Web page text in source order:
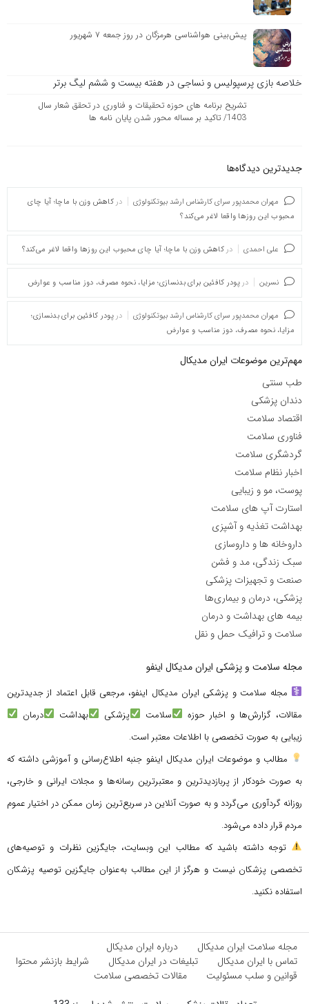
پیش‌بینی هواشناسی هرمزگان در روز جمعه ۷ شهریور
خلاصه بازی پرسپولیس و نساجی در هفته بیست و ششم لیگ برتر
تشریح برنامه های حوزه تحقیقات و فناوری در تحقق شعار سال
1403/ تاکید بر مساله محور شدن پایان نامه ها
جدیدترین دیدگاه‌‌ها
مهران محمدپور سرای کارشناس ارشد بیوتکنولوژی در کاهش وزن با ماچا؛ آیا چای
محبوب این روزها واقعا لاغر می‌کند؟
علی احمدی در کاهش وزن با ماچا؛ آیا چای محبوب این روزها واقعا لاغر می‌کند؟
نسرین در پودر کافئین برای بدنسازی؛ مزایا، نحوه مصرف، دوز مناسب و عوارض
مهران محمدپور سرای کارشناس ارشد بیوتکنولوژی در پودر کافئین برای بدنسازی؛
مزایا، نحوه مصرف، دوز مناسب و عوارض
مهم‌ترین موضوعات ایران مدیکال
طب سنتی
دندان پزشکی
اقتصاد سلامت
فناوری سلامت
گردشگری سلامت
اخبار نظام سلامت
پوست، مو و زیبایی
استارت آپ های سلامت
بهداشت تغذیه و آشپزی
داروخانه ها و داروسازی
سبک زندگی، مد و فشن
صنعت و تجهیزات پزشکی
پزشکی، درمان و بیماری‌ها
بیمه های بهداشت و درمان
سلامت و ترافیک حمل و نقل
مجله سلامت و پزشکی ایران مدیکال اینفو
مجله سلامت و پزشکی ایران مدیکال اینفو، مرجعی قابل اعتماد از جدیدترین
مقالات، گزارش‌ها و اخبار حوزه
سلامت پزشکی بهداشت
درمان
زیبایی به صورت تخصصی با اطلاعات معتبر است.
مطالب و موضوعات ایران مدیکال اینفو جنبه اطلاع‌رسانی و آموزشی داشته که
به صورت خودکار از پربازدیدترین و معتبرترین رسانه‌ها و مجلات ایرانی و خارجی،
روزانه گردآوری می‌گردد و به صورت آنلاین در سریع‌ترین زمان ممکن در اختیار عموم
مردم قرار داده می‌شود.
توجه داشته باشید که مطالب این وبسایت، جایگزین نظرات و توصیه‌های
تخصصی پزشکان نیست و هرگز از این مطالب به‌عنوان جایگزین توصیه پزشکان
استفاده نکنید.
مجله سلامت ایران مدیکال
درباره ایران مدیکال
تماس با ایران مدیکال
تبلیغات در ایران مدیکال
شرایط بازنشر محتوا
قوانین و سلب مسئولیت
مقالات تخصصی سلامت